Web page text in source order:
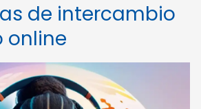
de intercambio
online